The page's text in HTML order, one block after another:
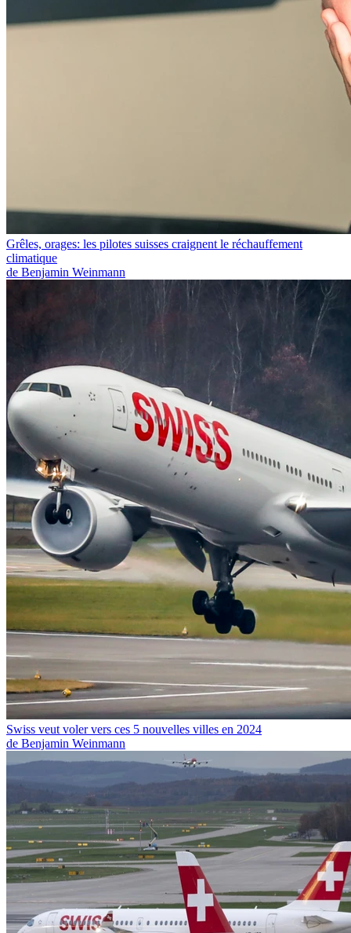
Grêles, orages: les pilotes suisses craignent le réchauffement
climatique
de Benjamin Weinmann
Swiss veut voler vers ces 5 nouvelles villes en 2024
de Benjamin Weinmann